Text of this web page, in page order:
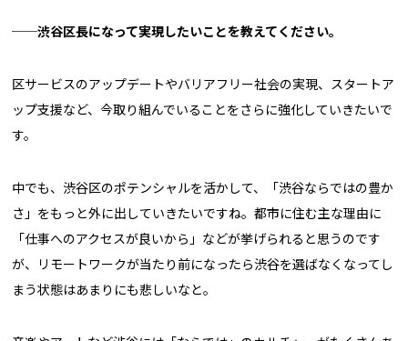
──渋谷区長になって実現したいことを教えてください。
区サービスのアップデートやバリアフリー社会の実現、スタートア
ップ支援など、今取り組んでいることをさらに強化していきたいで
す。
中でも、渋谷区のポテンシャルを活かして、「渋谷ならではの豊か
さ」をもっと外に出していきたいですね。都市に住む主な理由に
「仕事へのアクセスが良いから」などが挙げられると思うのです
が、リモートワークが当たり前になったら渋谷を選ばなくなってし
まう状態はあまりにも悲しいなと。